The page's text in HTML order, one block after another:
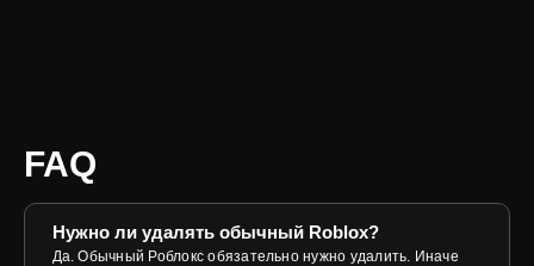
FAQ
Нужно ли удалять обычный Roblox?
Да. Обычный Роблокс обязательно нужно удалить. Иначе